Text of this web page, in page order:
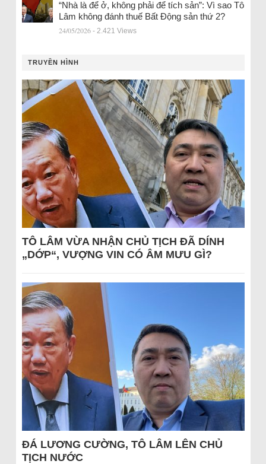
“Nhà là để ở, không phải để tích sản”: Vì sao Tô
Lâm không đánh thuế Bất Động sản thứ 2?
24/05/2026 - 2.421 Views
TRUYỀN HÌNH
TÔ LÂM VỪA NHẬN CHỦ TỊCH ĐÃ DÍNH
„DỚP“, VƯỢNG VIN CÓ ÂM MƯU GÌ?
ĐÁ LƯƠNG CƯỜNG, TÔ LÂM LÊN CHỦ
TỊCH NƯỚC